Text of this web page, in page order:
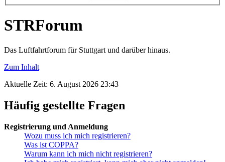
STRForum
Das Luftfahrtforum für Stuttgart und darüber hinaus.
Zum Inhalt
Aktuelle Zeit: 6. August 2026 23:43
Häufig gestellte Fragen
Registrierung und Anmeldung
Wozu muss ich mich registrieren?
Was ist COPPA?
Warum kann ich mich nicht registrieren?